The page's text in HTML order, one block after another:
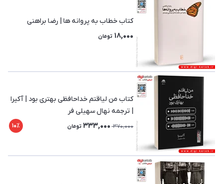
کتاب خطاب به پروانه ها | رضا براهنی
18,000 تومان
کتاب من لیاقتم خداحافظی بهتری بود | آکیرا
| ترجمه نهال سهیلی فر
370,000
333,000 تومان 10٪